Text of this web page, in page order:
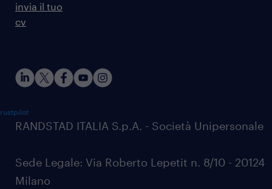
invia il tuo
cv
RANDSTAD ITALIA S.p.A. - Società Unipersonale
Sede Legale: Via Roberto Lepetit n. 8/10 - 20124
Milano